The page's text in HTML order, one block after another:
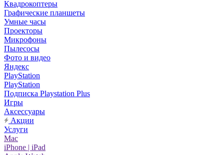
Квадрокоптеры
Графические планшеты
Умные часы
Проекторы
Микрофоны
Пылесосы
Фото и видео
Яндекс
PlayStation
PlayStation
Подписка Playstation Plus
Игры
Аксессуары
Акции
Услуги
Mac
iPhone | iPad